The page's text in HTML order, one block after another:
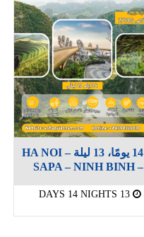
14 يومًا، 13 ليلة HA NOI –
SAPA – NINH BINH –
13 DAYS 14 NIGHTS